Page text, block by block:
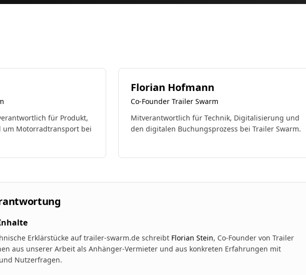
für Produkt,
Motorradtransport bei
Florian Hofmann
Co-Founder Trailer Swarm
Mitverantwortlich für Technik, Digitalisierung und
den digitalen Buchungsprozess bei Trailer Swarm.
Erklärstücke auf trailer-swarm.de schreibt Florian Stein, Co-Founder von Trailer
aus unserer Arbeit als Anhänger-Vermieter und aus konkreten Erfahrungen mit
Nutzerfragen.